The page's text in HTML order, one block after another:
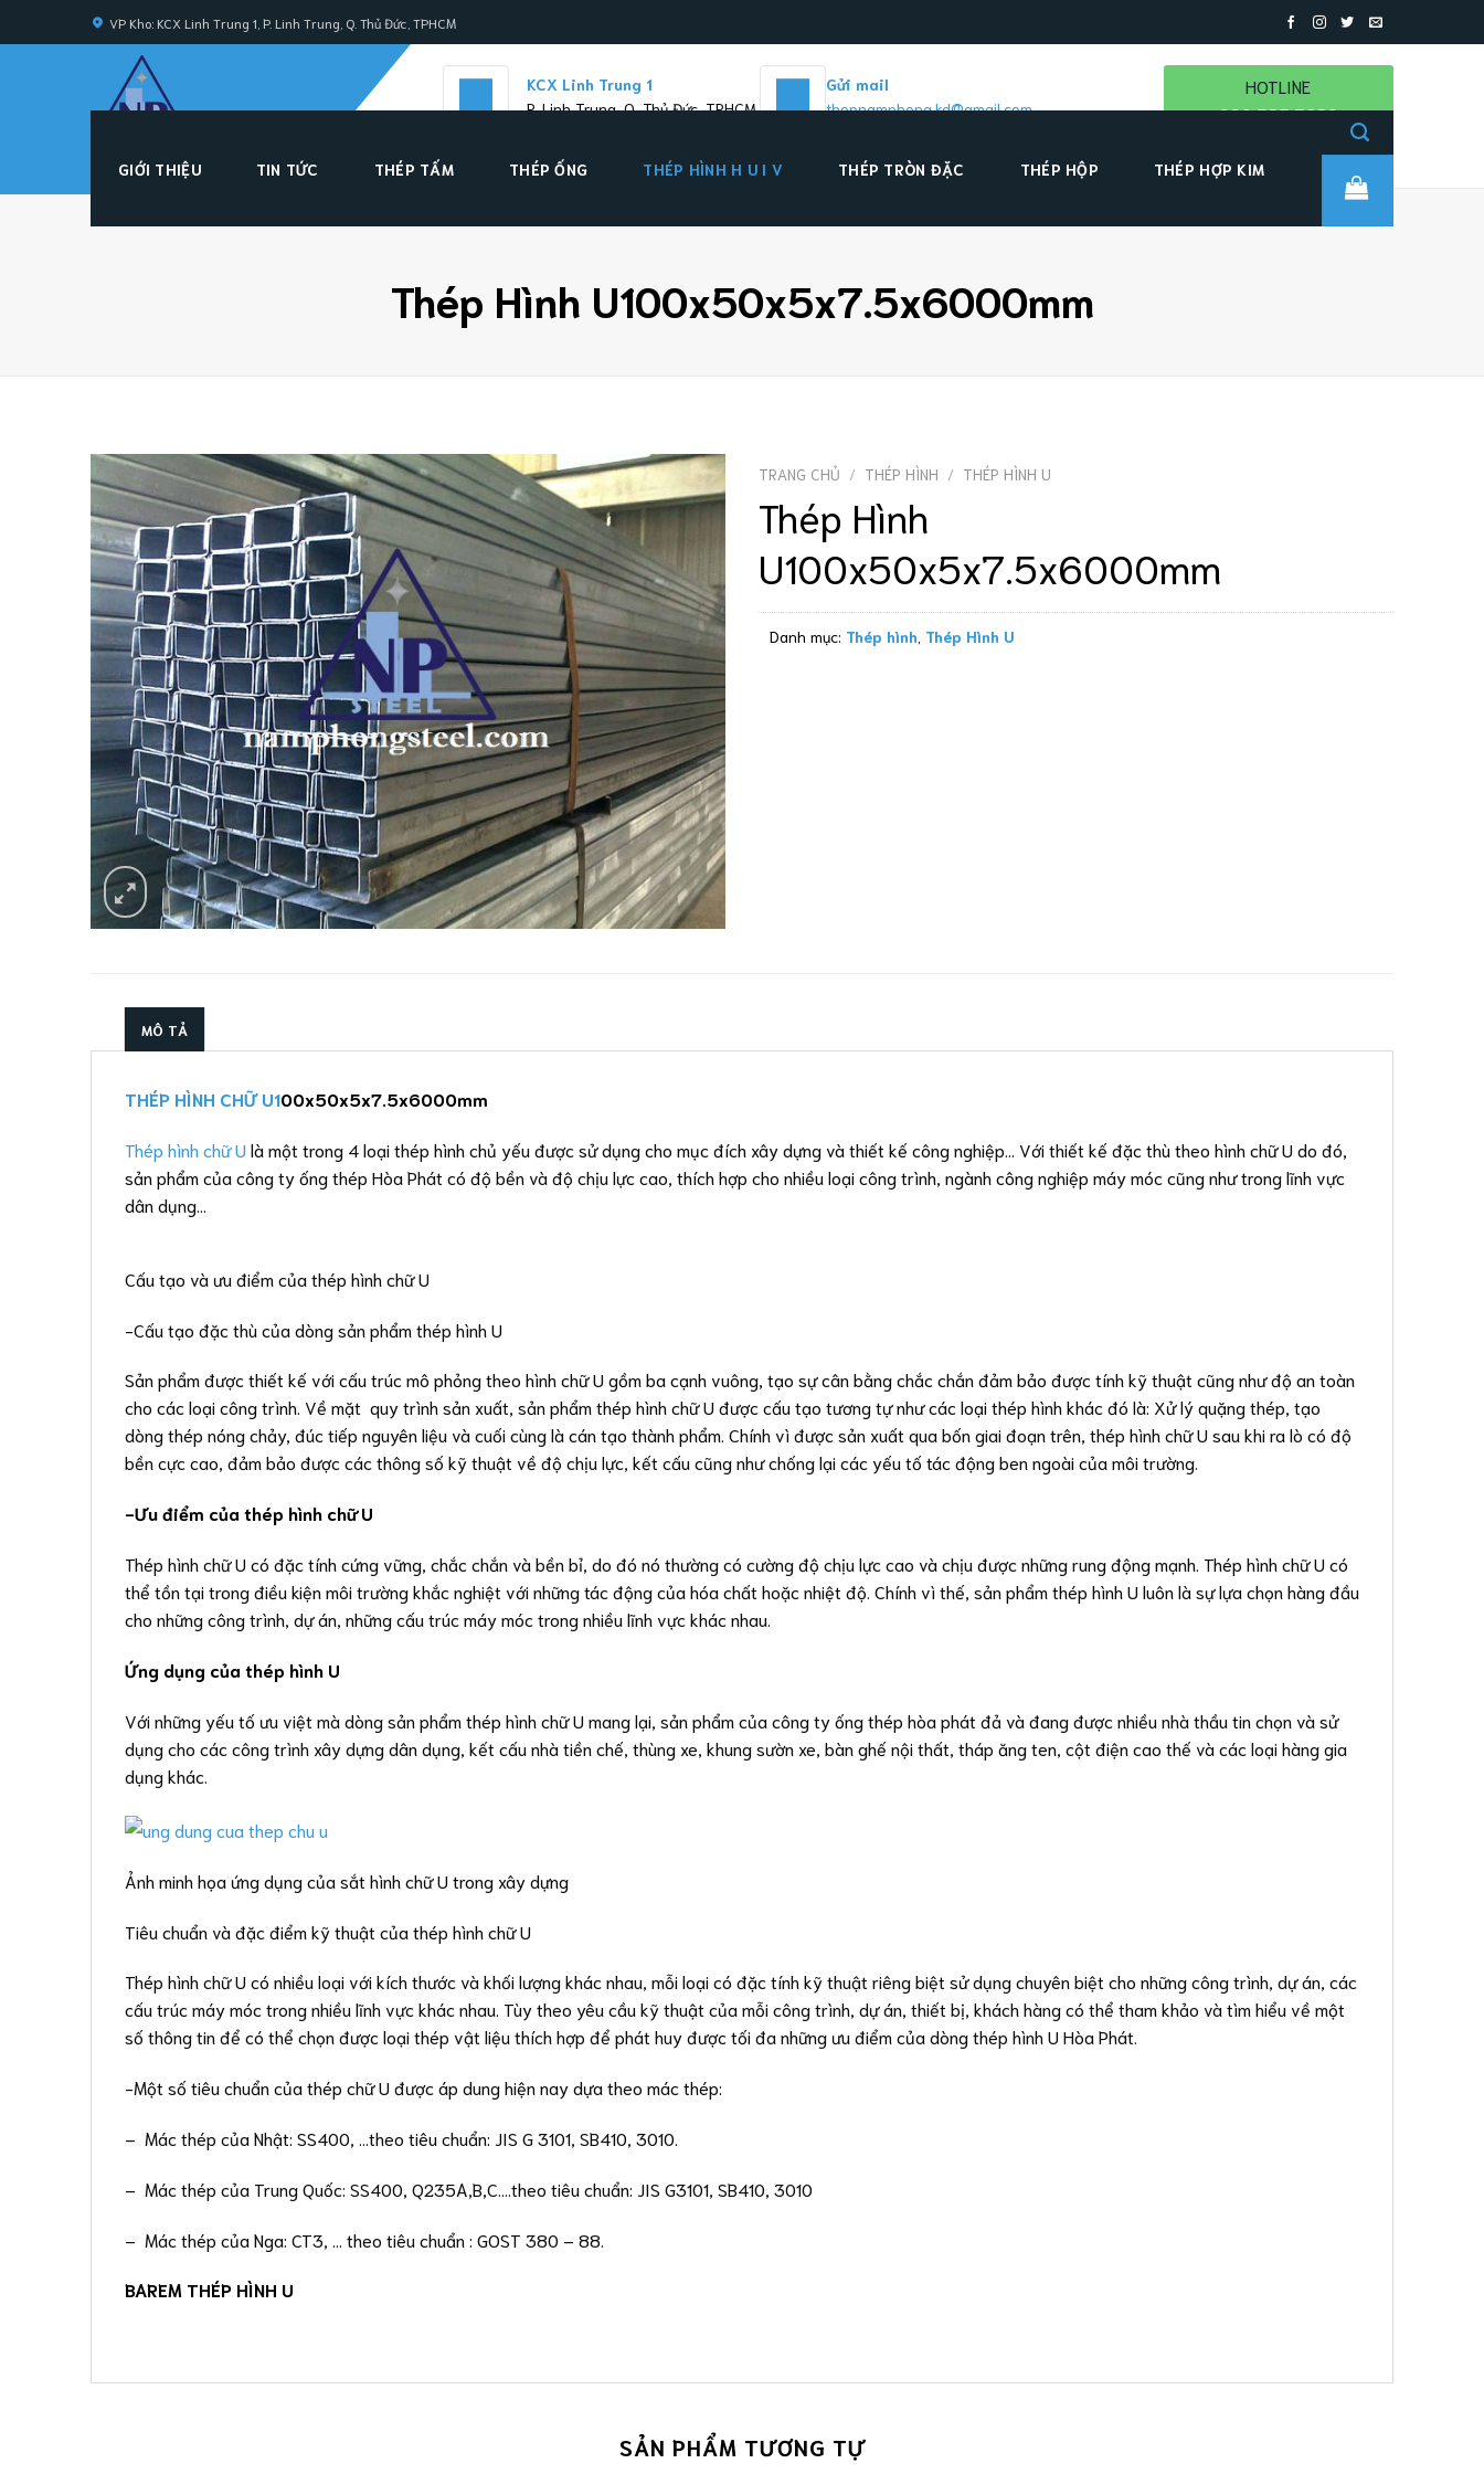
to
VP Kho: KCX Linh Trung 1, P. Linh Trung, Q. Thủ Đức, TPHCM
KCX Linh Trung 1
P. Linh Trung, Q. Thủ Đức, TPHCM
Gửi mail
thepnamphong.kd@gmail.com
HOTLINE
090 385 3689
GIỚI THIỆU TIN TỨC THÉP TẤM THÉP ỐNG THÉP HÌNH H U I V THÉP TRÒN ĐẶC THÉP HỘP THÉP HỢP KIM
Thép Hình U100x50x5x7.5x6000mm
TRANG CHỦ / THÉP HÌNH / THÉP HÌNH U
Thép Hình
U100x50x5x7.5x6000mm
Danh mục: Thép hình Thép Hình U
MÔ TẢ
THÉP HÌNH CHỮ U100x50x5x7.5x6000mm
Thép hình chữ U là một trong 4 loại thép hình chủ yếu được sử dụng cho mục đích xây dựng và thiết kế công nghiệp… Với thiết kế đặc thù theo hình chữ U do đó,
sản phẩm của công ty ống thép Hòa Phát có độ bền và độ chịu lực cao, thích hợp cho nhiều loại công trình, ngành công nghiệp máy móc cũng như trong lĩnh vực
dân dụng…
Cấu tạo và ưu điểm của thép hình chữ U
-Cấu tạo đặc thù của dòng sản phẩm thép hình U
Sản phẩm được thiết kế với cấu trúc mô phỏng theo hình chữ U gồm ba cạnh vuông, tạo sự cân bằng chắc chắn đảm bảo được tính kỹ thuật cũng như độ an toàn
cho các loại công trình. Về mặt quy trình sản xuất, sản phẩm thép hình chữ U được cấu tạo tương tự như các loại thép hình khác đó là: Xử lý quặng thép, tạo
dòng thép nóng chảy, đúc tiếp nguyên liệu và cuối cùng là cán tạo thành phẩm. Chính vì được sản xuất qua bốn giai đoạn trên, thép hình chữ U sau khi ra lò có độ
bền cực cao, đảm bảo được các thông số kỹ thuật về độ chịu lực, kết cấu cũng như chống lại các yếu tố tác động ben ngoài của môi trường.
-Ưu điểm của thép hình chữ U
Thép hình chữ U có đặc tính cứng vững, chắc chắn và bền bỉ, do đó nó thường có cường độ chịu lực cao và chịu được những rung động mạnh. Thép hình chữ U có
thể tồn tại trong điều kiện môi trường khắc nghiệt với những tác động của hóa chất hoặc nhiệt độ. Chính vì thế, sản phẩm thép hình U luôn là sự lựa chọn hàng đầu
cho những công trình, dự án, những cấu trúc máy móc trong nhiều lĩnh vực khác nhau.
Ứng dụng của thép hình U
Với những yếu tố ưu việt mà dòng sản phẩm thép hình chữ U mang lại, sản phẩm của công ty ống thép hòa phát đả và đang được nhiều nhà thầu tin chọn và sử
dụng cho các công trình xây dựng dân dụng, kết cấu nhà tiền chế, thùng xe, khung sườn xe, bàn ghế nội thất, tháp ăng ten, cột điện cao thế và các loại hàng gia
dụng khác.
Ảnh minh họa ứng dụng của sắt hình chữ U trong xây dựng
Tiêu chuẩn và đặc điểm kỹ thuật của thép hình chữ U
Thép hình chữ U có nhiều loại với kích thước và khối lượng khác nhau, mỗi loại có đặc tính kỹ thuật riêng biệt sử dụng chuyên biệt cho những công trình, dự án, các
cấu trúc máy móc trong nhiều lĩnh vực khác nhau. Tùy theo yêu cầu kỹ thuật của mỗi công trình, dự án, thiết bị, khách hàng có thể tham khảo và tìm hiểu về một
số thông tin để có thể chọn được loại thép vật liệu thích hợp để phát huy được tối đa những ưu điểm của dòng thép hình U Hòa Phát.
-Một số tiêu chuẩn của thép chữ U được áp dung hiện nay dựa theo mác thép:
– Mác thép của Nhật: SS400, …theo tiêu chuẩn: JIS G 3101, SB410, 3010.
– Mác thép của Trung Quốc: SS400, Q235A,B,C….theo tiêu chuẩn: JIS G3101, SB410, 3010
– Mác thép của Nga: CT3, … theo tiêu chuẩn : GOST 380 – 88.
BAREM THÉP HÌNH U
SẢN PHẨM TƯƠNG TỰ